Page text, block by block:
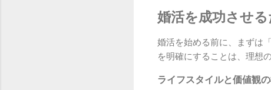
婚活を成功させ
婚活を始める前に、まずは
を明確にすることは、理想
ライフスタイルと価値観